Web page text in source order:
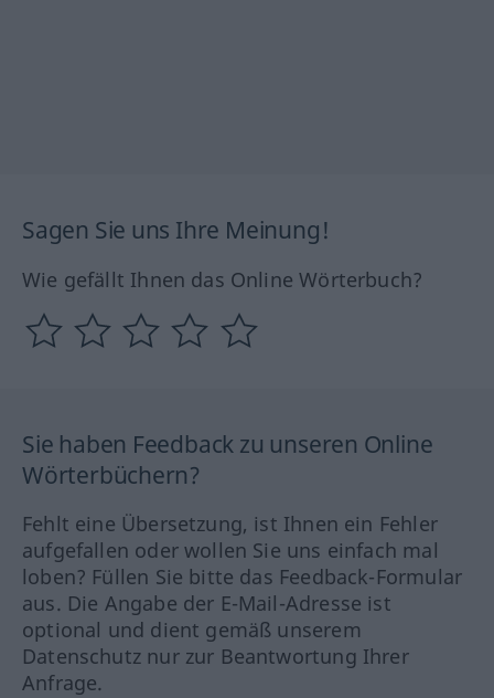
Sagen Sie uns Ihre Meinung!
Wie gefällt Ihnen das Online Wörterbuch?
Sie haben Feedback zu unseren Online
Wörterbüchern?
Fehlt eine Übersetzung, ist Ihnen ein Fehler
aufgefallen oder wollen Sie uns einfach mal
loben? Füllen Sie bitte das Feedback-Formular
aus. Die Angabe der E-Mail-Adresse ist
optional und dient gemäß unserem
Datenschutz nur zur Beantwortung Ihrer
Anfrage.